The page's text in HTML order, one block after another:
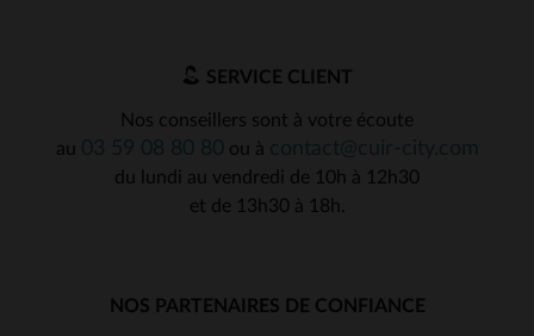
SERVICE CLIENT
Nos conseillers sont à votre écoute
au
ou à
du lundi au vendredi de 10h à 12h30
et de 13h30 à 18h.
NOS PARTENAIRES DE CONFIANCE